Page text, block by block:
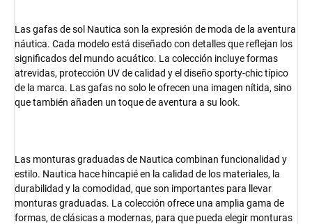
Las gafas de sol Nautica son la expresión de moda de la aventura
náutica. Cada modelo está diseñado con detalles que reflejan los
significados del mundo acuático. La colección incluye formas
atrevidas, protección UV de calidad y el diseño sporty-chic típico
de la marca. Las gafas no solo le ofrecen una imagen nítida, sino
que también añaden un toque de aventura a su look.
Las monturas graduadas de Nautica combinan funcionalidad y
estilo. Nautica hace hincapié en la calidad de los materiales, la
durabilidad y la comodidad, que son importantes para llevar
monturas graduadas. La colección ofrece una amplia gama de
formas, de clásicas a modernas, para que pueda elegir monturas